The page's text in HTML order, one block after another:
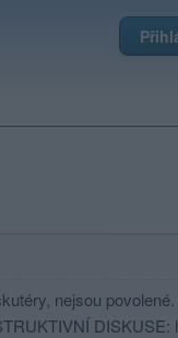
nejsou
DISKUSE: